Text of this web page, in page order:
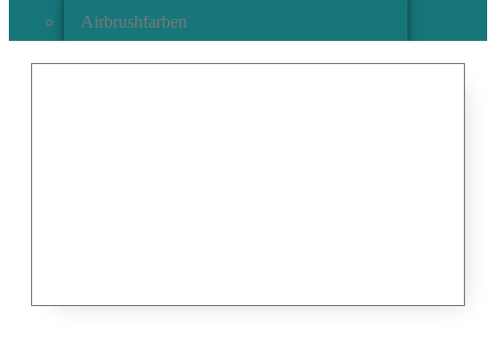
Airbrushfarben
Ersatzteile & Tuning